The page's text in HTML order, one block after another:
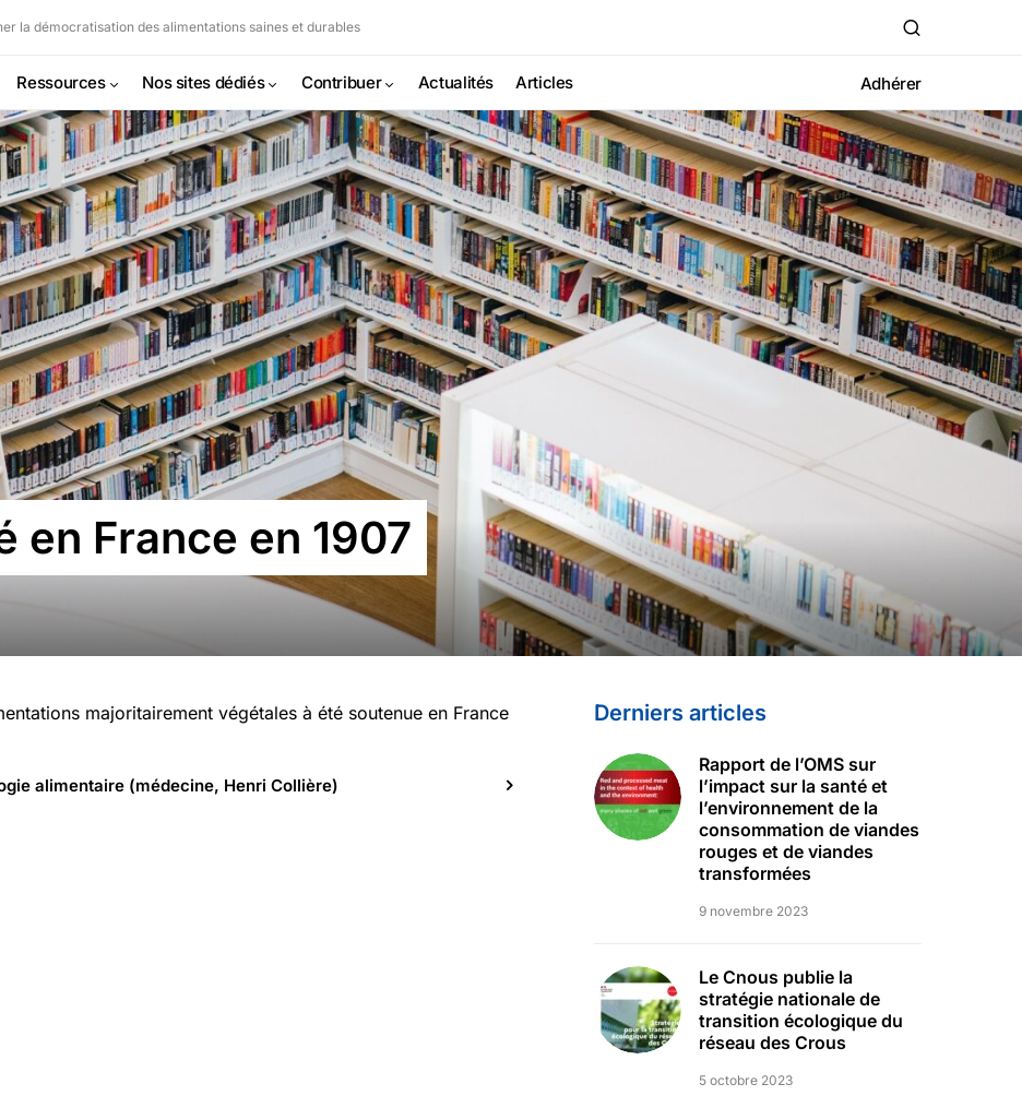
la démocratisation des alimentations saines et durables
Ressources Nos sites dédiés Contribuer Actualités Articles Adhérer
en France en 1907
majoritairement végétales à été soutenue en France
alimentaire (médecine, Henri Collière)
Derniers articles
Rapport de l’OMS sur
l’impact sur la santé et
l’environnement de la
consommation de viandes
rouges et de viandes
transformées
9 novembre 2023
Le Cnous publie la
stratégie nationale de
transition écologique du
réseau des Crous
5 octobre 2023